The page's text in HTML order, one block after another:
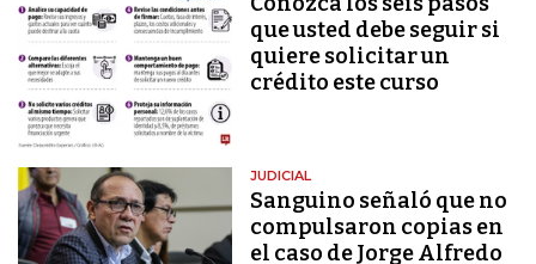
que usted debe seguir si
quiere solicitar un
crédito este curso
JUDICIAL
Sanguino señaló que no
compulsaron copias en
el caso de Jorge Alfredo